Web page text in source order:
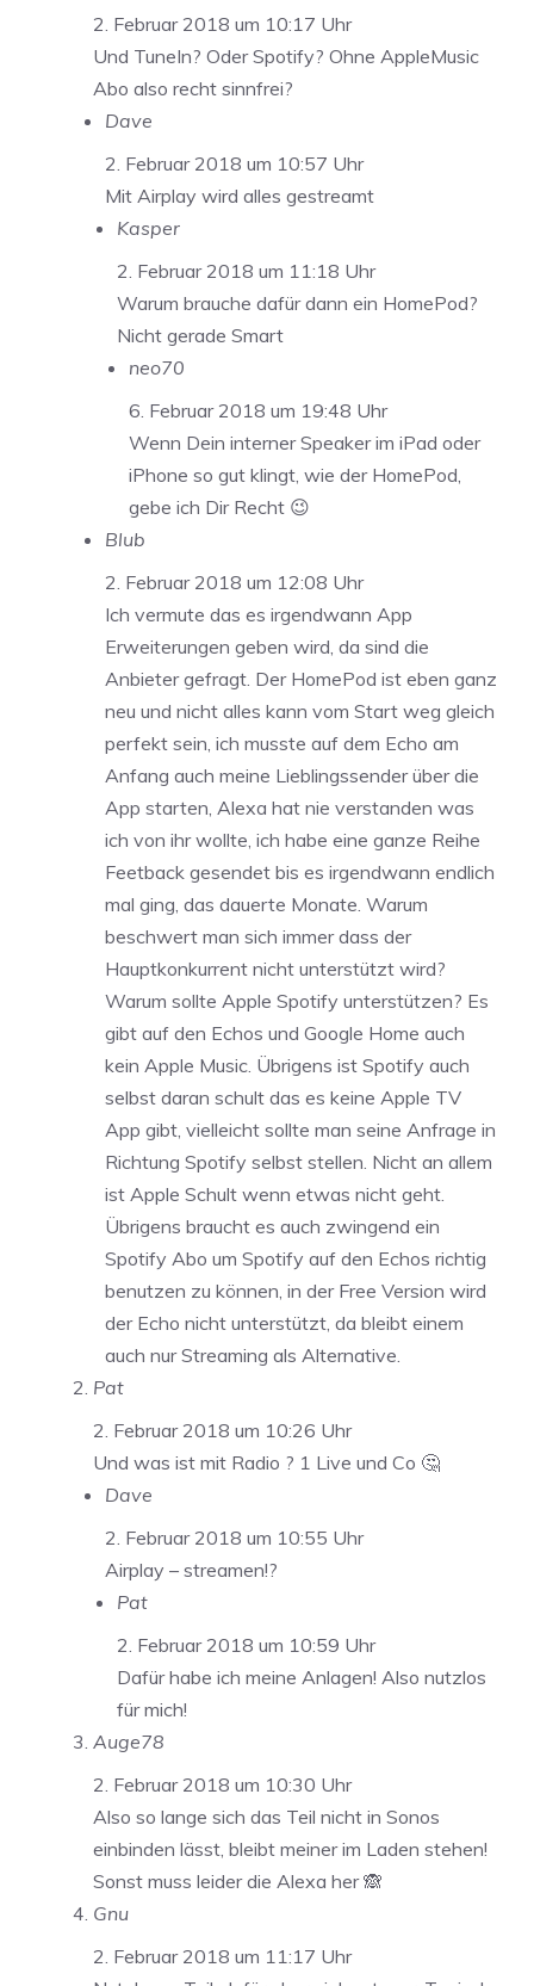
2. Februar 2018 um 10:17 Uhr
Und TuneIn? Oder Spotify? Ohne AppleMusic
Abo also recht sinnfrei?
Dave
2. Februar 2018 um 10:57 Uhr
Mit Airplay wird alles gestreamt
Kasper
2. Februar 2018 um 11:18 Uhr
Warum brauche dafür dann ein HomePod?
Nicht gerade Smart
neo70
6. Februar 2018 um 19:48 Uhr
Wenn Dein interner Speaker im iPad oder
iPhone so gut klingt, wie der HomePod,
gebe ich Dir Recht 😉
Blub
2. Februar 2018 um 12:08 Uhr
Ich vermute das es irgendwann App
Erweiterungen geben wird, da sind die
Anbieter gefragt. Der HomePod ist eben ganz
neu und nicht alles kann vom Start weg gleich
perfekt sein, ich musste auf dem Echo am
Anfang auch meine Lieblingssender über die
App starten, Alexa hat nie verstanden was
ich von ihr wollte, ich habe eine ganze Reihe
Feetback gesendet bis es irgendwann endlich
mal ging, das dauerte Monate. Warum
beschwert man sich immer dass der
Hauptkonkurrent nicht unterstützt wird?
Warum sollte Apple Spotify unterstützen? Es
gibt auf den Echos und Google Home auch
kein Apple Music. Übrigens ist Spotify auch
selbst daran schult das es keine Apple TV
App gibt, vielleicht sollte man seine Anfrage in
Richtung Spotify selbst stellen. Nicht an allem
ist Apple Schult wenn etwas nicht geht.
Übrigens braucht es auch zwingend ein
Spotify Abo um Spotify auf den Echos richtig
benutzen zu können, in der Free Version wird
der Echo nicht unterstützt, da bleibt einem
auch nur Streaming als Alternative.
Pat
2. Februar 2018 um 10:26 Uhr
Und was ist mit Radio ? 1 Live und Co 🤔
Dave
2. Februar 2018 um 10:55 Uhr
Airplay – streamen!?
Pat
2. Februar 2018 um 10:59 Uhr
Dafür habe ich meine Anlagen! Also nutzlos
für mich!
Auge78
2. Februar 2018 um 10:30 Uhr
Also so lange sich das Teil nicht in Sonos
einbinden lässt, bleibt meiner im Laden stehen!
Sonst muss leider die Alexa her 🙈
Gnu
2. Februar 2018 um 11:17 Uhr